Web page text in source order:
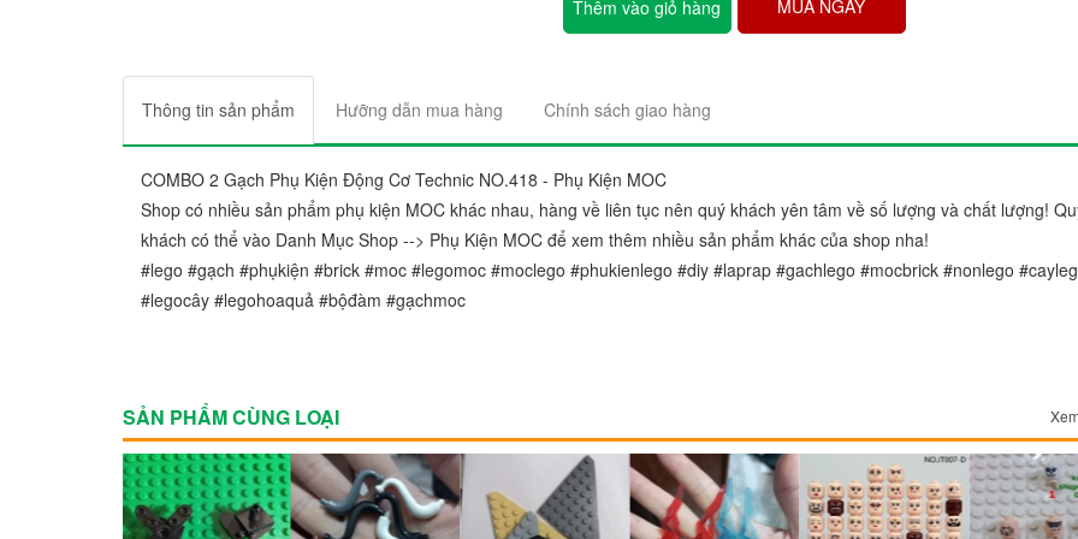
Thêm vào giỏ hàng MUA NGAY
Thông tin sản phẩm Hưỡng dẫn mua hàng Chính sách giao hàng
COMBO 2 Gạch Phụ Kiện Động Cơ Technic NO.418 - Phụ Kiện MOC
Shop có nhiều sản phẩm phụ kiện MOC khác nhau, hàng về liên tục nên quý khách yên tâm về số lượng và chất lượng!
khách có thể vào Danh Mục Shop --> Phụ Kiện MOC để xem thêm nhiều sản phẩm khác của shop nha!
#lego #gạch #phụkiện #brick #moc #legomoc #moclego #phukienlego #diy #laprap #gachlego #mocbrick #nonlego
#legocây #legohoaquả #bộđàm #gạchmoc
SẢN PHẨM CÙNG LOẠI
"Sản phẩm thì trên cả tuyệt
đẹp. Ráp lên cái nào thích
gói sản phẩm rất đẹp và
Chị Trang